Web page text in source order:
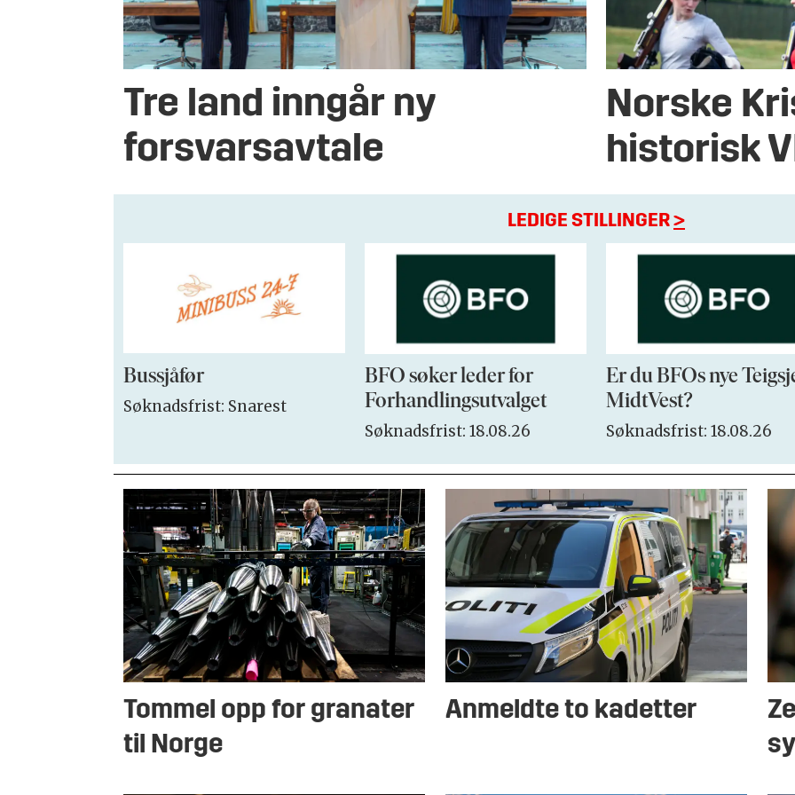
Tre land inngår ny
forsvarsavtale
Norske
historisk
LEDIGE STILLINGER>
Bussjåfør
Søknadsfrist: Snarest
BFO søker leder for
Forhandlingsutvalget
Søknadsfrist: 18.08.26
Er du BFOs nye
MidtVest?
Søknadsfrist: 18.08.26
Tommel opp for granater
til Norge
Anmeldte to kadetter